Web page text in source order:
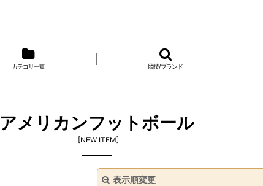
カテゴリ一覧 競技/ブランド
アメリカンフットボール
[NEW ITEM]
表示順変更